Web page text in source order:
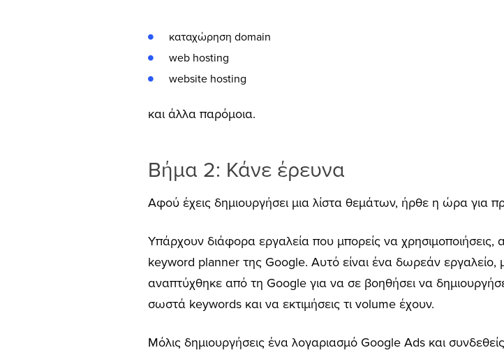
καταχώρηση domain
web hosting
website hosting
και άλλα παρόμοια.
Βήμα 2: Κάνε έρευνα
Αφού έχεις δημιουργήσει μια λίστα θεμάτων, ήρθε η ώρα για
Υπάρχουν διάφορα εργαλεία που μπορείς να
keyword planner της Google. Αυτό είναι ένα δωρεάν
αναπτύχθηκε από τη Google για να σε βοηθήσει να
σωστά keywords και να εκτιμήσεις τι volume έχουν.
Μόλις δημιουργήσεις ένα λογαριασμό Google Ads και